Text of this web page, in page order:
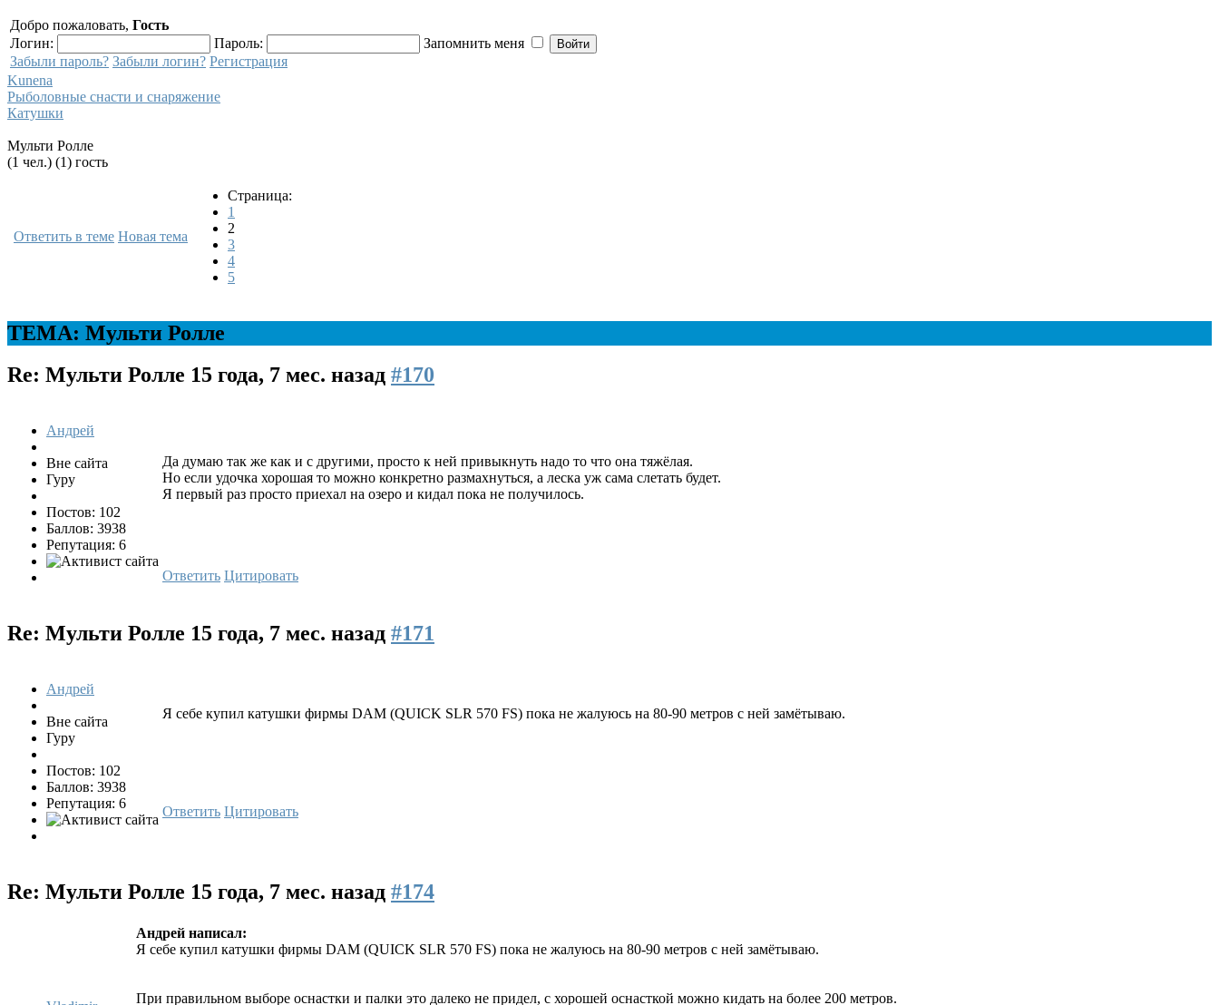
Добро пожаловать, Гость
Логин:
Пароль:
Запомнить меня
Забыли пароль? Забыли логин? Регистрация
Kunena
Рыболовные снасти и снаряжение
Катушки
Мульти Ролле
(1 чел.) (1) гость
Ответить в теме Новая тема
Страница:
1
2
3
4
5
ТЕМА: Мульти Ролле
Re: Мульти Ролле 15 года, 7 мес. назад #170
Андрей
Вне сайта
Гуру
Постов: 102
Баллов: 3938
Репутация: 6
Да думаю так же как и с другими, просто к ней привыкнуть надо то что она тяжёлая.
Но если удочка хорошая то можно конкретно размахнуться, а леска уж сама слетать будет.
Я первый раз просто приехал на озеро и кидал пока не получилось.
Ответить Цитировать
Re: Мульти Ролле 15 года, 7 мес. назад #171
Андрей
Вне сайта
Гуру
Постов: 102
Баллов: 3938
Репутация: 6
Я себе купил катушки фирмы DAM (QUICK SLR 570 FS) пока не жалуюсь на 80-90 метров с ней замётываю.
Ответить Цитировать
Re: Мульти Ролле 15 года, 7 мес. назад #174
Андрей написал:
Я себе купил катушки фирмы DAM (QUICK SLR 570 FS) пока не жалуюсь на 80-90 метров с ней замётываю.
При правильном выборе оснастки и палки это далеко не придел, с хорошей оснасткой можно кидать на более 200 метров.